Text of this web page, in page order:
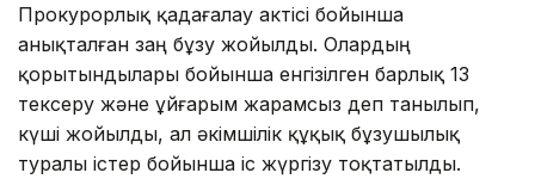
Прокурорлық қадағалау актісі бойынша
анықталған заң бұзу жойылды. Олардың
қорытындылары бойынша енгізілген барлық 13
тексеру және ұйғарым жарамсыз деп танылып,
күші жойылды, ал әкімшілік құқық бұзушылық
туралы істер бойынша іс жүргізу тоқтатылды.